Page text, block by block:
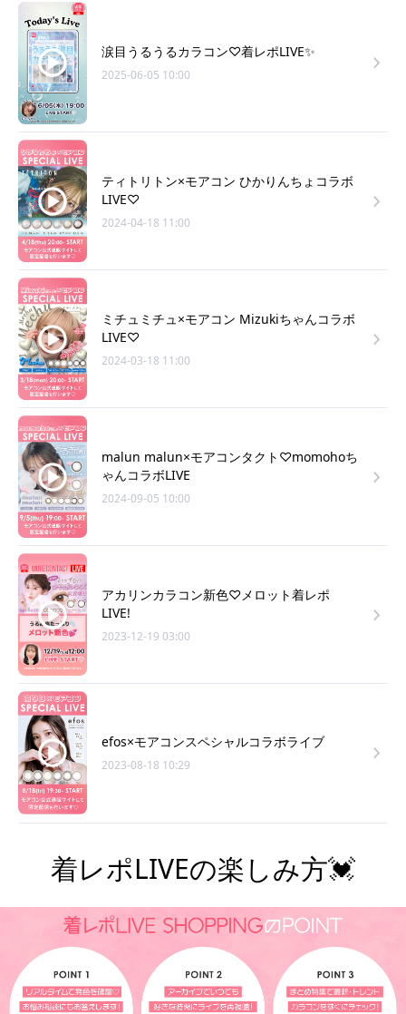
涙目うるうるカラコン♡着レポLIVE✨
2025-06-05 10:00
ティトリトン×モアコン ひかりんちょコラボ
LIVE♡
2024-04-18 11:00
ミチュミチュ×モアコン Mizukiちゃんコラボ
LIVE♡
2024-03-18 11:00
malun malun×モアコンタクト♡momohoち
ゃんコラボLIVE
2024-09-05 10:00
アカリンカラコン新色♡メロット着レポ
LIVE!
2023-12-19 03:00
efos×モアコンスペシャルコラボライブ
2023-08-18 10:29
着レポLIVEの楽しみ方💓